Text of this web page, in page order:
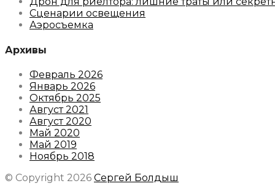
Сценарии освещения
Аэросъемка
Архивы
Февраль 2026
Январь 2026
Октябрь 2025
Август 2021
Август 2020
Май 2020
Май 2019
Ноябрь 2018
© Copyright 2026 Сергей Болдыш